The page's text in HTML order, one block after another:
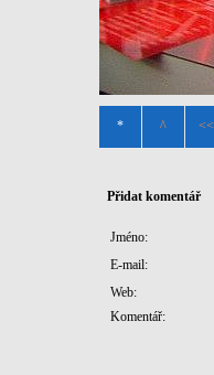
* ^ <<
Přidat komentář
Jméno:
E-mail:
Web:
Komentář: